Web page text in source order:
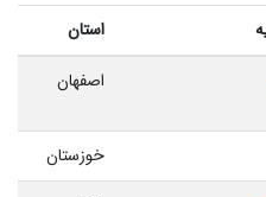
استان
اصفهان
خوزستان